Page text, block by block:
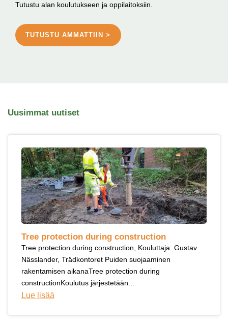
Tutustu alan koulutukseen ja oppilaitoksiin.
TUTUSTU AMMATTIIN >
Uusimmat uutiset
Tree protection during construction
Tree protection during construction, Kouluttaja: Gustav
Nässlander, Trädkontoret Puiden suojaaminen
rakentamisen aikanaTree protection during
constructionKoulutus järjestetään...
Lue lisää